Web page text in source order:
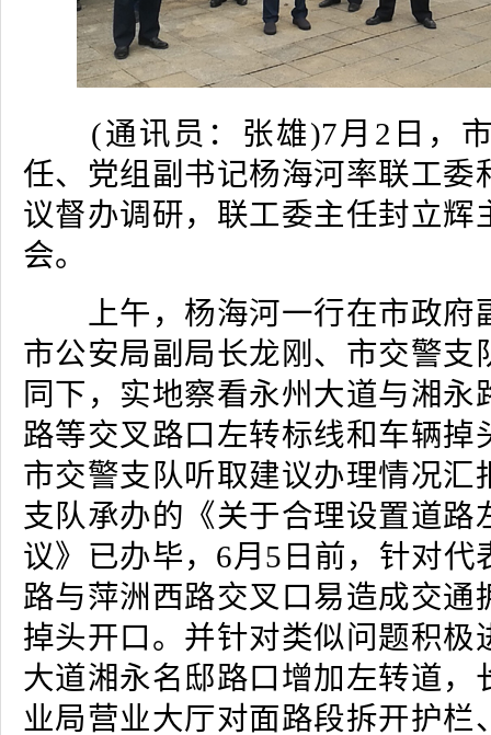
(通讯员：张雄)7月2日，市
任、党组副书记杨海河率联工委
议督办调研，联工委主任封立辉
会。
上午，杨海河一行在市政府
市公安局副局长龙刚、市交警支
同下，实地察看永州大道与湘永
路等交叉路口左转标线和车辆掉
市交警支队听取建议办理情况汇
支队承办的《关于合理设置道路
议》已办毕，6月5日前，针对代
路与萍洲西路交叉口易造成交通
掉头开口。并针对类似问题积极
大道湘永名邸路口增加左转道，
业局营业大厅对面路段拆开护栏